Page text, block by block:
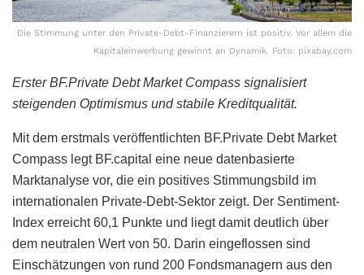
Die Stimmung unter den Private-Debt-Finanzierern ist positiv. Vor allem die
Kapitaleinwerbung gewinnt an Dynamik. Foto: pixabay.com
Erster BF.Private Debt Market Compass signalisiert
steigenden Optimismus und stabile Kreditqualität.
Mit dem erstmals veröffentlichten BF.Private Debt Market
Compass legt BF.capital eine neue datenbasierte
Marktanalyse vor, die ein positives Stimmungsbild im
internationalen Private-Debt-Sektor zeigt. Der Sentiment-
Index erreicht 60,1 Punkte und liegt damit deutlich über
dem neutralen Wert von 50. Darin eingeflossen sind
Einschätzungen von rund 200 Fondsmanagern aus den